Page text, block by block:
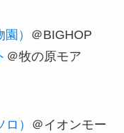
）
＠BIGHOP
＠牧の原モア
）
＠イオンモー